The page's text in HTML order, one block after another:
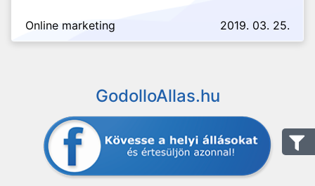
Online marketing 2019. 03. 25.
GodolloAllas.hu